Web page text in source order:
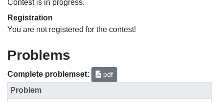
Contest is in progress.
Registration
You are not registered for the contest!
Problems
Complete problemset: pdf
Problem